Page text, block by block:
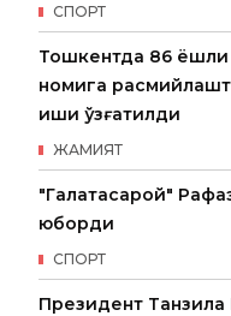
СПОРТ
Тошкентда 86 ёшли
номига
иши қўзғатилди
ЖАМИЯТ
"Галатасарой"
юборди
СПОРТ
Президент